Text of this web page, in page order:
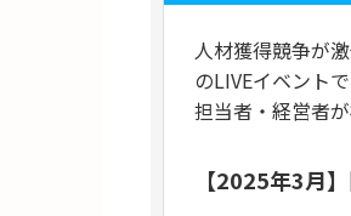
人材獲得競争が
のLIVEイベント
担当者・経営者が
【2025年3月